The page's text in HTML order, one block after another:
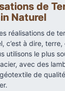
de
Naturel
réalisations de
c’est à dire,
utilisons le plus
avec des
de